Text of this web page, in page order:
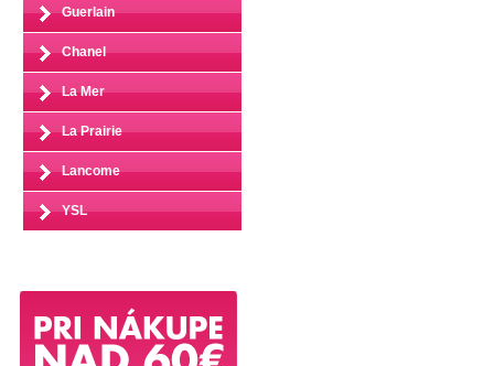
Guerlain
Chanel
La Mer
La Prairie
Lancome
YSL